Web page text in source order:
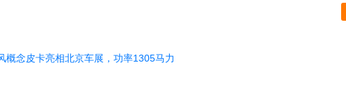
概念皮卡亮相北京车展，功率1305马力